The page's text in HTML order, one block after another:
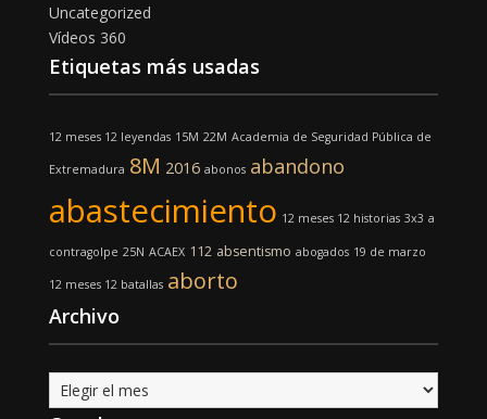
Uncategorized
Vídeos 360
Etiquetas más usadas
12 meses 12 leyendas 15M 22M Academia de Seguridad Pública de
Extremadura 8M 2016 abonos abandono
abastecimiento 12 meses 12 historias 3x3 a
contragolpe 25N ACAEX 112 absentismo abogados 19 de marzo
12 meses 12 batallas aborto
Archivo
Archivo